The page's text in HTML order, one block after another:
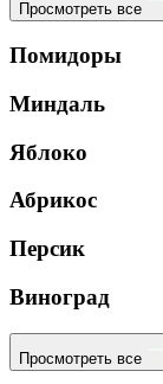
Просмотреть все
Помидоры
Миндаль
Яблоко
Абрикос
Персик
Виноград
Просмотреть все